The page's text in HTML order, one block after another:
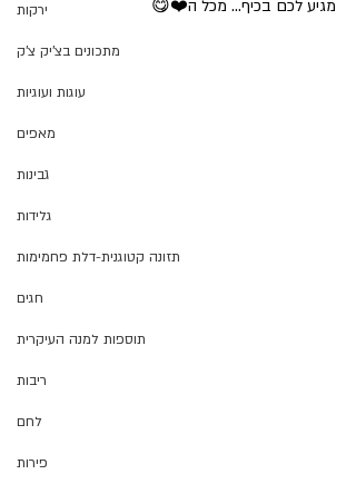
ירקות
מתכונים בצ'יק צ'ק
עוגות ועוגיות
מאפים
גבינות
גלידות
תזונה קטוגנית-דלת פחמימות
חגים
תוספות למנה העיקרית
ריבות
לחם
פירות
מגיע לכם בכיף... מכל ה❤️😋